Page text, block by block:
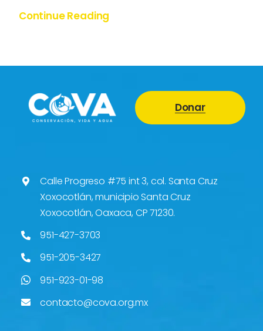
Continue Reading
Donar
Calle Progreso #75 int 3, col. Santa Cruz
Xoxocotlán, municipio Santa Cruz
Xoxocotlán, Oaxaca, CP 71230.
951-427-3703
951-205-3427
951-923-01-98
contacto@cova.org.mx